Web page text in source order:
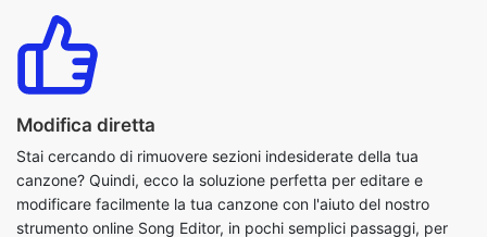
Modifica diretta
Stai cercando di rimuovere sezioni indesiderate della tua
canzone? Quindi, ecco la soluzione perfetta per editare e
strumento online Song Editor, in pochi semplici passaggi, per
creare clip brevi e precise per migliorare la canzone secondo la
tua scelta.